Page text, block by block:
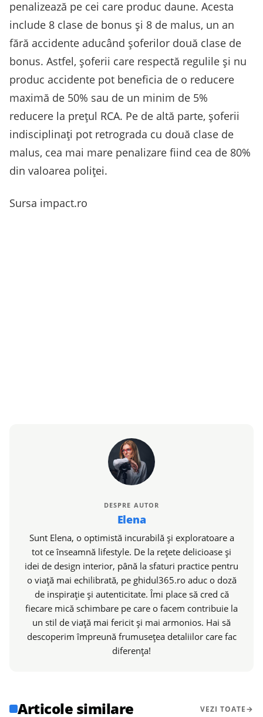
penalizează pe cei care produc daune. Acesta
include 8 clase de bonus și 8 de malus, un an
fără accidente aducând șoferilor două clase de
bonus. Astfel, șoferii care respectă regulile și nu
produc accidente pot beneficia de o reducere
maximă de 50% sau de un minim de 5%
reducere la prețul RCA. Pe de altă parte, șoferii
indisciplinați pot retrograda cu două clase de
malus, cea mai mare penalizare fiind cea de 80%
din valoarea poliței.
Sursa impact.ro
DESPRE AUTOR
Elena
Sunt Elena, o optimistă incurabilă și exploratoare a
tot ce înseamnă lifestyle. De la rețete delicioase și
idei de design interior, până la sfaturi practice pentru
o viață mai echilibrată, pe ghidul365.ro aduc o doză
de inspirație și autenticitate. Îmi place să cred că
fiecare mică schimbare pe care o facem contribuie la
un stil de viață mai fericit și mai armonios. Hai să
descoperim împreună frumusețea detaliilor care fac
diferența!
Articole similare VEZI TOATE